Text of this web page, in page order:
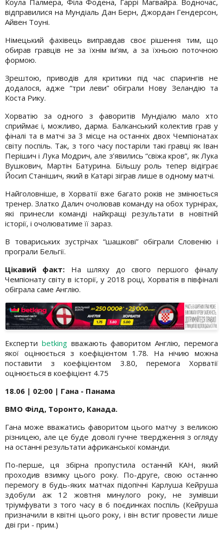
відправилися на Мундіаль Дан Берн, Джордан Гендерсон,
Айвен Тоуні.
Німецький фахівець виправдав своє рішення тим, що
обирав гравців не за їхнім ім’ям, а за їхньою поточною
формою.
Зрештою, приводів для критики під час спарингів не
додалося, адже “три леви” обіграли Нову Зеландію та
Коста Рику.
Хорватію за одного з фаворитів Мундіалю мало хто
сприймає і, можливо, дарма. Балканський колектив грав у
фіналі та в матчі за 3 місце на останніх двох Чемпіонатах
світу поспіль. Так, з того часу постаріли такі гравці як Іван
Перішич і Лука Модрич, але з’явились “свіжа кров”, як Лука
Вушкович, Мартін Батурина. Більшу роль тепер відіграє
Йосип Станішич, який в Катарі зіграв лише в одному матчі.
Найголовніше, в Хорватії вже багато років не змінюється
тренер. Златко Далич очолював команду на обох турнірах,
які принесли команді найкращі результати в новітній
історії, і очолюватиме її зараз.
В товариських зустрічах “шашкові” обіграли Словенію і
програли Бельгії.
Цікавий факт: На шляху до свого першого фіналу
Чемпіонату світу в історії, у 2018 році, Хорватія в півфіналі
обіграла саме Англію.
Експерти betking вважають фаворитом Англію, перемога
якої оцінюється з коефіцієнтом 1.78. На нічию можна
поставити з коефіцієнтом 3.80, перемога Хорватії
оцінюється в коефіцієнт 4.75
18.06 | 02:00 | Гана - Панама
BMO Філд, Торонто, Канада.
Гана може вважатись фаворитом цього матчу з великою
різницею, але це буде доволі гучне твердження з огляду
на останні результати африканської команди.
По-перше, ця збірна пропустила останній КАН, який
проходив взимку цього року. По-друге, свою останню
перемогу в будь-яких матчах підопічні Карлуша Кейруша
здобули аж 12 жовтня минулого року, не зумівши
тріумфувати з того часу в 6 поєдинках поспіль (Кейруша
призначили в квітні цього року, і він встиг провести лише
дві гри - прим.)